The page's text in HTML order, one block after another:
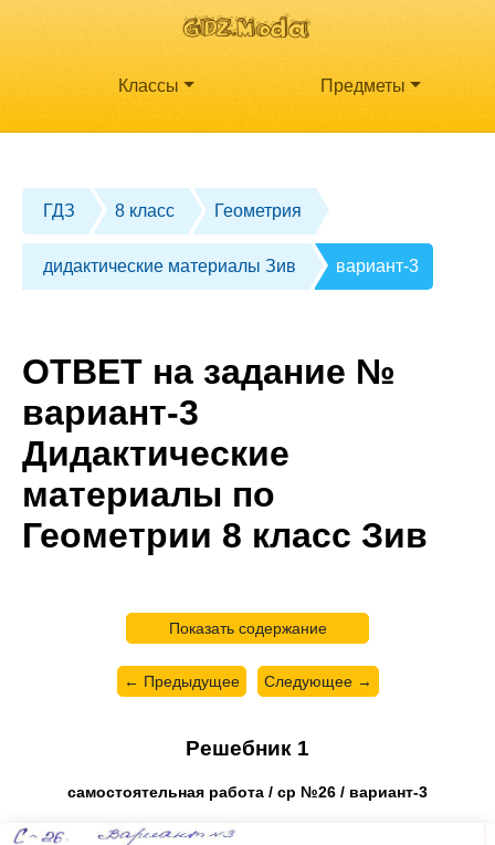
Классы Предметы
ГДЗ 8 класс Геометрия
дидактические материалы Зив вариант-3
ОТВЕТ на задание №
вариант-3
Дидактические
материалы по
Геометрии 8 класс Зив
Показать содержание
← Предыдущее Следующее →
Решебник 1
самостоятельная работа / ср №26 / вариант-3